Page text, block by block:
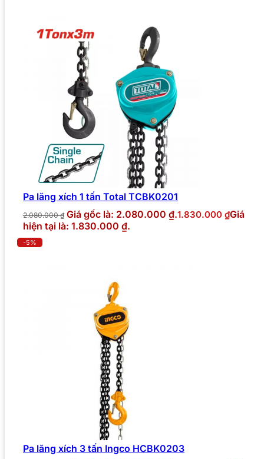
Pa lăng xích 1 tấn Total TCBK0201
2.080.000₫ Giá gốc là: 2.080.000 ₫.1.830.000 ₫Giá
hiện tại là: 1.830.000 ₫.
-5%
Pa lăng xích 3 tấn Ingco HCBK0203